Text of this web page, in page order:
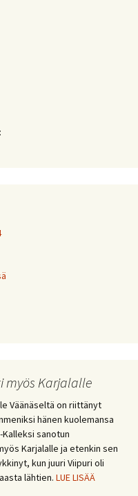
myös Karjalalle
Väänäseltä on riittänyt
hänen kuolemansa
sanotun
Karjalalle ja etenkin sen
kun juuri Viipuri oli
lähtien. LUE LISÄÄ